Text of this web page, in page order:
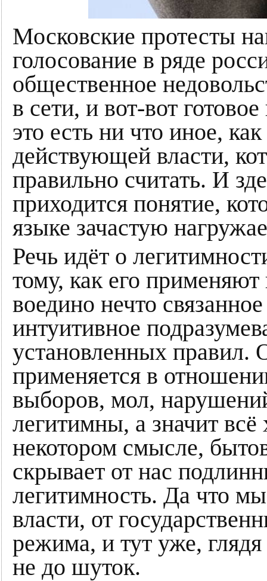
Московские протесты
голосование в ряде
общественное
в сети, и вот-вот
это есть ни что иное,
действующей власти,
правильно считать. И
приходится понятие,
языке зачастую
Речь идёт о
тому, как его
воедино нечто
интуитивное
установленных правил.
применяется в
выборов, мол,
легитимны, а значит
некотором смысле,
скрывает от нас
легитимность. Да что
власти, от
режима, и тут уже, глядя
не до шуток.